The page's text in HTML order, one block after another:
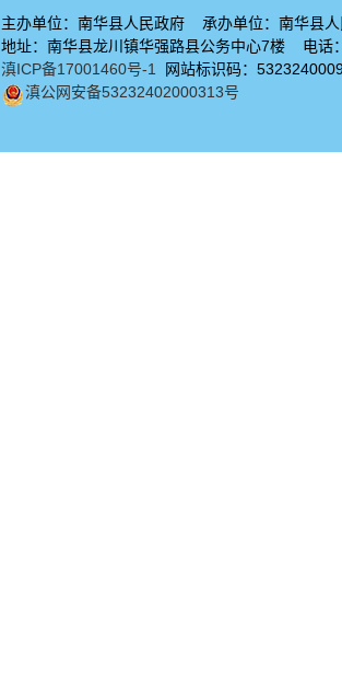
主办单位：南华县人民政府 承办单位：南华县人
地址：南华县龙川镇华强路县公务中心7楼 电
滇ICP备17001460号-1
网站标识码：
滇公网安备53232402000313号